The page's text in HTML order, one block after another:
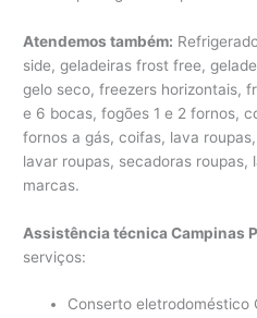
Atendemos também:
side, geladeiras frost free,
gelo seco, freezers horizontais,
e 6 bocas, fogões 1 e 2 fornos,
fornos a gás, coifas, lava
lavar roupas, secadoras roupas,
marcas.
Assistência técnica Campinas
serviços:
Conserto eletrodoméstico